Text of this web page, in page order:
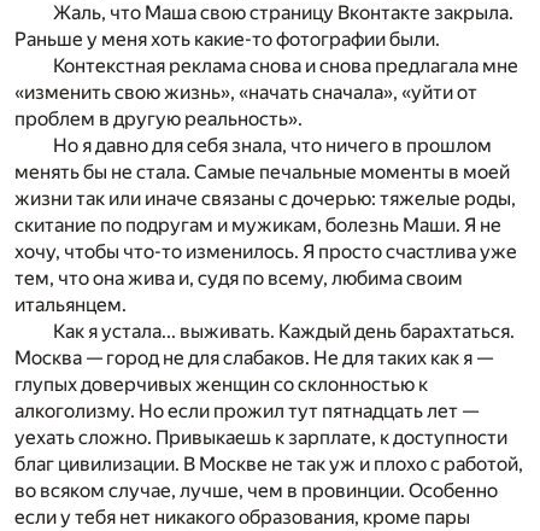
Жаль, что Маша свою страницу Вконтакте закрыла.
Раньше у меня хоть какие-то фотографии были.
Контекстная реклама снова и снова предлагала мне
«изменить свою жизнь», «начать сначала», «уйти от
проблем в другую реальность».
Но я давно для себя знала, что ничего в прошлом
менять бы не стала. Самые печальные моменты в моей
жизни так или иначе связаны с дочерью: тяжелые роды,
скитание по подругам и мужикам, болезнь Маши. Я не
хочу, чтобы что-то изменилось. Я просто счастлива уже
тем, что она жива и, судя по всему, любима своим
итальянцем.
Как я устала... выживать. Каждый день барахтаться.
Москва — город не для слабаков. Не для таких как я —
глупых доверчивых женщин со склонностью к
алкоголизму. Но если прожил тут пятнадцать лет —
уехать сложно. Привыкаешь к зарплате, к доступности
благ цивилизации. В Москве не так уж и плохо с работой,
во всяком случае, лучше, чем в провинции. Особенно
если у тебя нет никакого образования, кроме пары